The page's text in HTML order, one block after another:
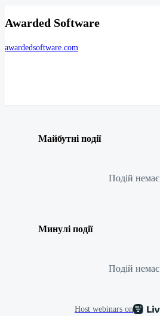
Awarded Software
awardedsoftware.com
Майбутні події
Подій немає
Минулі події
Подій немає
Host webinars on